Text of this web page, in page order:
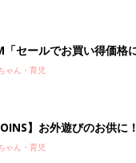
セールでお買い得価格
ゃん・育児
】お外遊びのお供
ゃん・育児